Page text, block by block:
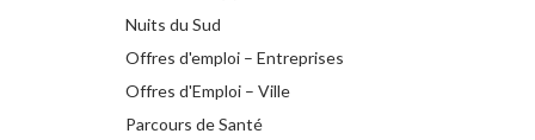
Nuits du Sud
Offres d'emploi – Entreprises
Offres d'Emploi – Ville
Parcours de Santé